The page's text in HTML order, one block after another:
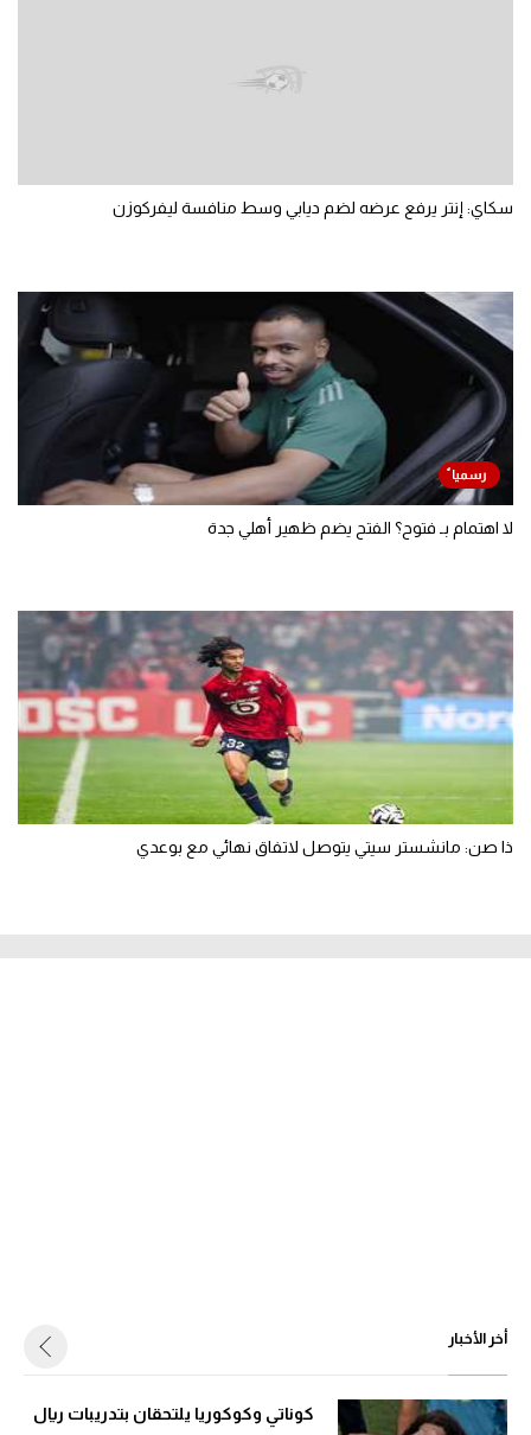
سكاي: إنتر يرفع عرضه لضم ديابي وسط منافسة ليفركوزن
لا اهتمام بـ فتوح؟ الفتح يضم ظهير أهلي جدة
ذا صن: مانشستر سيتي يتوصل لاتفاق نهائي مع بوعدي
أخر الأخبار
كوناتي وكوكوريا يلتحقان بتدريبات ريال